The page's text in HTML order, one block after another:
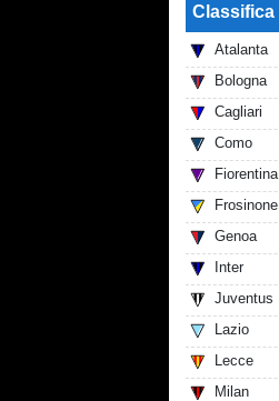
Classifica
Atalanta
Bologna
Cagliari
Como
Fiorentina
Frosinone
Genoa
Inter
Juventus
Lazio
Lecce
Milan